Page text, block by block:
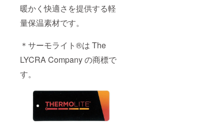
暖かく快適さを提供する軽
量保温素材です。
＊サーモライト®は The
LYCRA Company の商標で
す。